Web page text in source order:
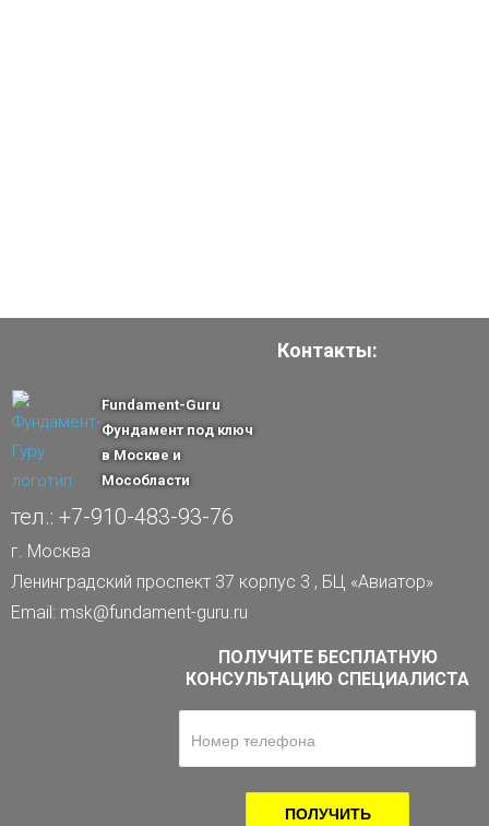
Контакты:
Fundament-Guru
Фундамент под ключ
в Москве и
Мособласти
тел.: +7-910-483-93-76
г. Москва
Ленинградский проспект 37 корпус 3 , БЦ «Авиатор»
Email: msk@fundament-guru.ru
ПОЛУЧИТЕ БЕСПЛАТНУЮ
КОНСУЛЬТАЦИЮ СПЕЦИАЛИСТА